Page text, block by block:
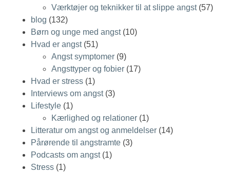
Værktøjer og teknikker til at slippe angst(57)
blog (132)
Børn og unge med angst(10)
Hvad er angst(51)
Angst symptomer (9)
Angsttyper og fobier (17)
Hvad er stress (1)
Interviews om angst(3)
Lifestyle (1)
Kærlighed og relationer (1)
Litteratur om angst og anmeldelser (14)
Pårørende til angstramte (3)
Podcasts om angst(1)
Stress (1)